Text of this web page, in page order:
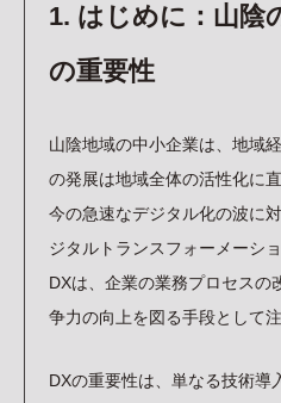
資料請求/お問い合わせ
TOPICS
BLOG
ブログ
RECRUIT
採用情報
インターン申込フォーム
1. はじめに：山陰
の重要性
山陰地域の中小企業は、地域
の発展は地域全体の活性化に
今の急速なデジタル化の波に
ジタルトランスフォーメーシ
DXは、企業の業務プロセスの
争力の向上を図る手段として
DXの重要性は、単なる技術導